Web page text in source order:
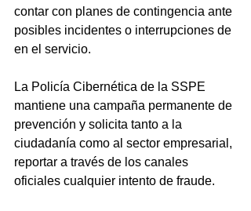
contar con planes de contingencia ante
posibles incidentes o interrupciones de
en el servicio.
La Policía Cibernética de la SSPE
mantiene una campaña permanente de
prevención y solicita tanto a la
ciudadanía como al sector empresarial,
reportar a través de los canales
oficiales cualquier intento de fraude.